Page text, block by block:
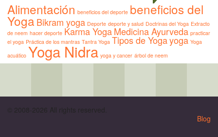
Alimentación beneficios del deporte beneficios del
Yoga Bikram yoga Deporte deporte y salud Doctrinas del Yoga Extracto
de neem hacer deporte Karma YogaMedicina Ayurveda practicar
el yoga Práctica de los mantras Tantra Yoga Tipos de Yogayoga Yoga
acuático Yoga Nidra yoga y cancer árbol de neem
© 2008-2026 All rights reserved.
Blog